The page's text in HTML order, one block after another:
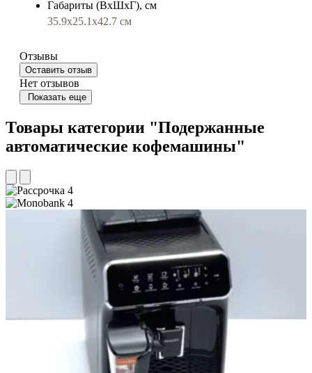
Габариты (ВхШхГ), см
35.9x25.1x42.7 см
Отзывы
Оставить отзыв
Нет отзывов
Показать еще
Товары категории "Подержанные
автоматические кофемашины"
4
4